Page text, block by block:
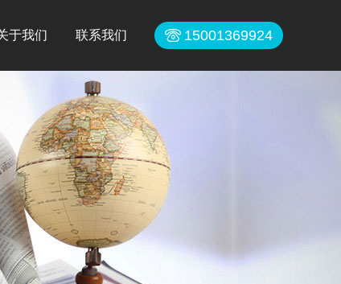
于我们 联系我们 15001369924